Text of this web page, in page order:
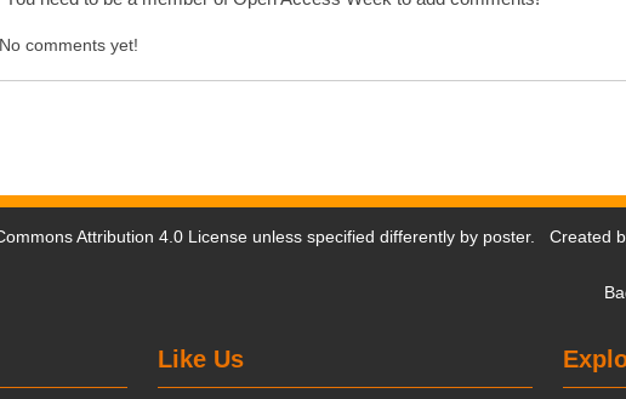
No comments yet!
Attribution 4.0 License unless specified differently by poster. Created
Like Us